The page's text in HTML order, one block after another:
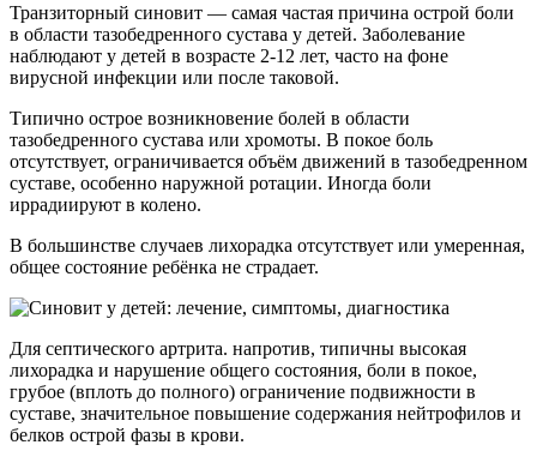
Транзиторный синовит — самая частая причина острой боли
в области тазобедренного сустава у детей. Заболевание
наблюдают у детей в возрасте 2-12 лет, часто на фоне
вирусной инфекции или после таковой.
Типично острое возникновение болей в области
тазобедренного сустава или хромоты. В покое боль
отсутствует, ограничивается объём движений в тазобедренном
суставе, особенно наружной ротации. Иногда боли
иррадиируют в колено.
В большинстве случаев лихорадка отсутствует или умеренная,
общее состояние ребёнка не страдает.
Для септического артрита. напротив, типичны высокая
лихорадка и нарушение общего состояния, боли в покое,
грубое (вплоть до полного) ограничение подвижности в
суставе, значительное повышение содержания нейтрофилов и
белков острой фазы в крови.